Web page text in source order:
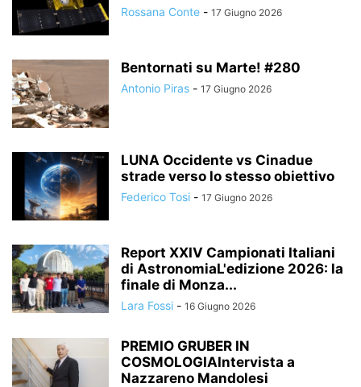
Rossana Conte - 17 Giugno 2026
Bentornati su Marte! #280
Antonio Piras - 17 Giugno 2026
LUNA Occidente vs Cinadue
strade verso lo stesso obiettivo
Federico Tosi - 17 Giugno 2026
Report XXIV Campionati Italiani
di AstronomiaL'edizione 2026: la
finale di Monza...
Lara Fossi - 16 Giugno 2026
PREMIO GRUBER IN
COSMOLOGIAIntervista a
Nazzareno Mandolesi